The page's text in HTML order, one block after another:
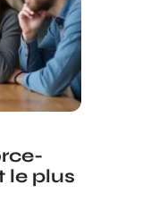
le plus